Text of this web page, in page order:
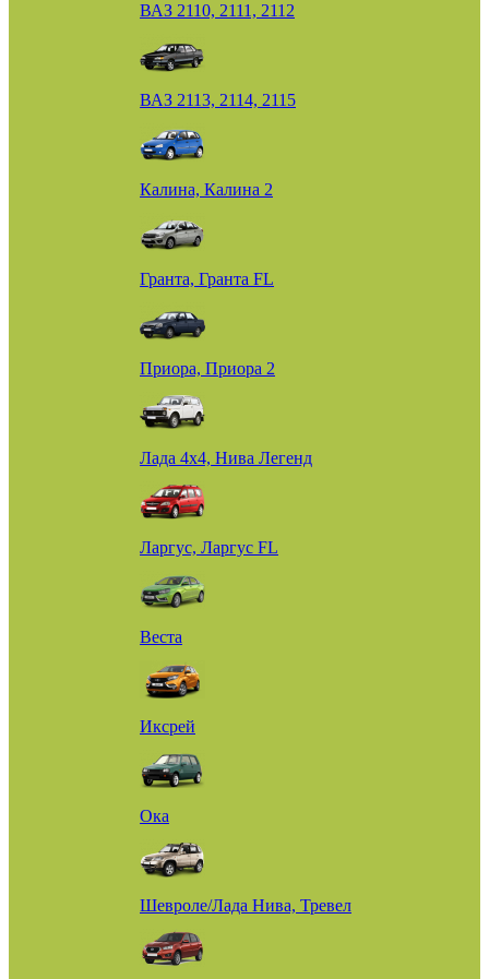
ВАЗ 2110, 2111, 2112
ВАЗ 2113, 2114, 2115
Калина, Калина 2
Гранта, Гранта FL
Приора, Приора 2
Лада 4х4, Нива Легенд
Ларгус, Ларгус FL
Веста
Иксрей
Ока
Шевроле/Лада Нива, Тревел